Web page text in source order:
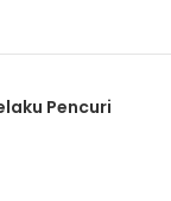
Pencuri